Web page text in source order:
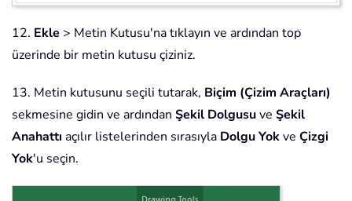
12. Ekle > Metin Kutusu'na tıklayın ve ardından top
üzerinde bir metin kutusu çiziniz.
13. Metin kutusunu seçili tutarak, Biçim (Çizim Araçları)
sekmesine gidin ve ardından Şekil Dolgusuve Şekil
Anahattı açılır listelerinden sırasıyla Dolgu Yokve Çizgi
Yok'u seçin.